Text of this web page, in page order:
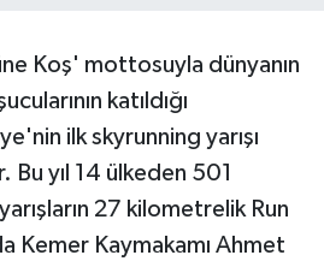
Koş' mottosuyla dünyanın
katıldığı
ilk skyrunning yarışı
Bu yıl 14 ülkeden 501
27 kilometrelik Run
Kemer Kaymakamı Ahmet